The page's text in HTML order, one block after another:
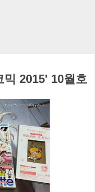
2015' 10월호